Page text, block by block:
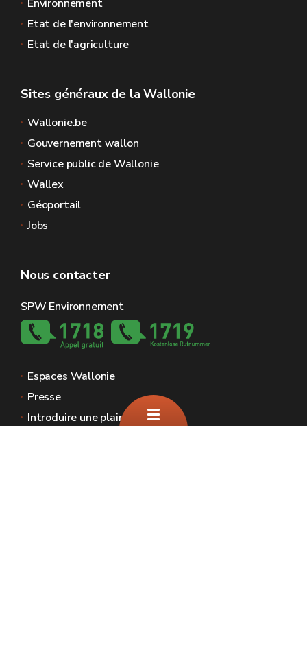
Environnement
Etat de l'environnement
Etat de l'agriculture
Sites généraux de la Wallonie
Wallonie.be
Gouvernement wallon
Service public de Wallonie
Wallex
Géoportail
Jobs
Nous contacter
SPW Environnement
Espaces Wallonie
Presse
Introduire une plainte au SPW